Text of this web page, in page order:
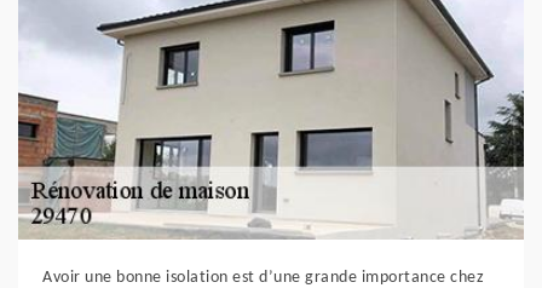
Avoir une bonne isolation est d’une grande importance chez